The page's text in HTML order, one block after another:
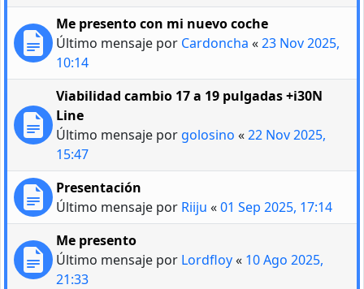
Me presento con mi nuevo coche
Último mensaje por Cardoncha «23 Nov 2025,
10:14
Viabilidad cambio 17 a 19 pulgadas +i30N
Line
Último mensaje por golosino «22 Nov 2025,
15:47
Presentación
Último mensaje por Riiju «01 Sep 2025, 17:14
Me presento
Último mensaje por Lordfloy« 10 Ago 2025,
21:33